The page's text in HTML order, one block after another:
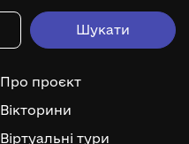
Про проєкт
Вікторини
Віртуальні тури